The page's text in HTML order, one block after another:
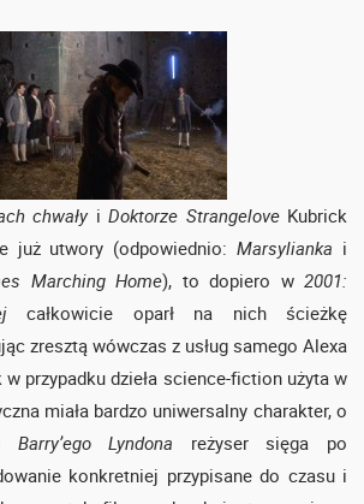
chwałyi Doktorze StrangeloveKubrick
już utwory (odpowiednio:Marsylianka i
Marching Home), to dopiero w 2001:
całkowicie oparł na nich ścieżkę
zresztą wówczas z usług samego Alexa
przypadku dzieła science-fiction użyta w
miała bardzo uniwersalny charakter, o
Barry’ego Lyndona reżyser sięga po
konkretniej przypisane do czasu i